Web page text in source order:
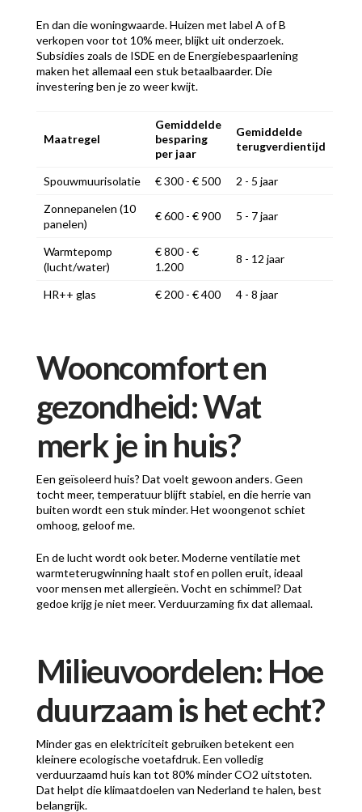
En dan die woningwaarde. Huizen met label A of B
verkopen voor tot 10% meer, blijkt uit onderzoek.
Subsidies zoals de ISDE en de Energiebespaarlening
maken het allemaal een stuk betaalbaarder. Die
investering ben je zo weer kwijt.
Maatregel
Gemiddelde
besparing
per jaar
Gemiddelde
terugverdientijd
Spouwmuurisolatie € 300 - € 500
2 - 5 jaar
Zonnepanelen (10
panelen)
€ 600 - € 900 5 - 7 jaar
Warmtepomp
(lucht/water)
€ 800 - €
1.200
8 - 12 jaar
HR++ glas € 200 - € 400 4 - 8 jaar
Wooncomfort en
gezondheid: Wat
merk je in huis?
Een geïsoleerd huis? Dat voelt gewoon anders. Geen
tocht meer, temperatuur blijft stabiel, en die herrie van
buiten wordt een stuk minder. Het woongenot schiet
omhoog, geloof me.
En de lucht wordt ook beter. Moderne ventilatie met
warmteterugwinning haalt stof en pollen eruit, ideaal
voor mensen met allergieën. Vocht en schimmel? Dat
gedoe krijg je niet meer. Verduurzaming fix dat allemaal.
Milieuvoordelen: Hoe
duurzaam is het echt?
Minder gas en elektriciteit gebruiken betekent een
kleinere ecologische voetafdruk. Een volledig
verduurzaamd huis kan tot 80% minder CO2 uitstoten.
Dat helpt die klimaatdoelen van Nederland te halen, best
belangrijk.